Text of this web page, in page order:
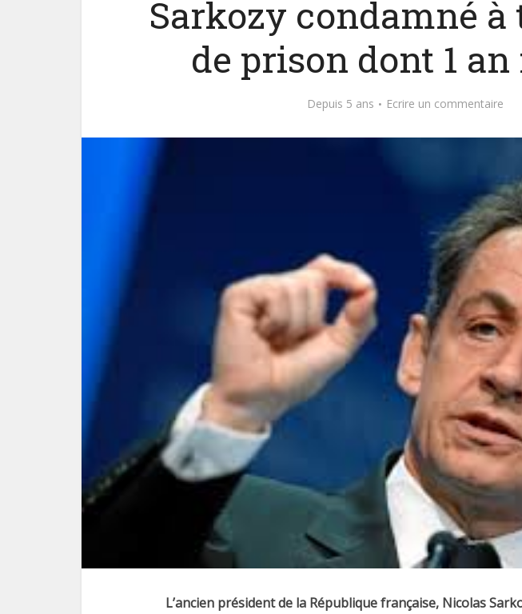
Sarkozy condamné à
de prison dont 1
Depuis 5 ans Ecrire un commentaire
L’ancien président de la République française, Nicolas